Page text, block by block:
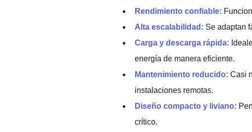
Rendimiento confiable:
Alta escalabilidad: Se adaptan
Carga y descarga rápida:
energía de manera eficiente.
Mantenimiento reducido: Casi
instalaciones remotas.
Diseño compacto y liviano:
crítico.